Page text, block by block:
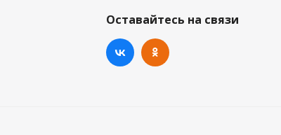
Оставайтесь на связи